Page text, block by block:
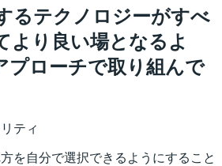
るテクノロジーがすべ
より良い場となるよ
プローチで取り組んで
ティ
を自分で選択できるようにすること